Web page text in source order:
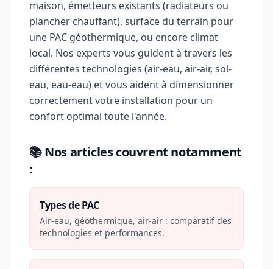
maison, émetteurs existants (radiateurs ou
plancher chauffant), surface du terrain pour
une PAC géothermique, ou encore climat
local. Nos experts vous guident à travers les
différentes technologies (air-eau, air-air, sol-
eau, eau-eau) et vous aident à dimensionner
correctement votre installation pour un
confort optimal toute l'année.
📚 Nos articles couvrent notamment
:
Types de PAC
Air-eau, géothermique, air-air : comparatif des
technologies et performances.